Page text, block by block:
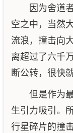
因为舍道
空之中，当然
流浪，撞击向
离超过了六千
断公转，很快
但是作为
生引力吸引。
行星碎片的撞击